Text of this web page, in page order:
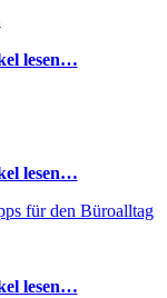
lesen…
lesen…
lesen…